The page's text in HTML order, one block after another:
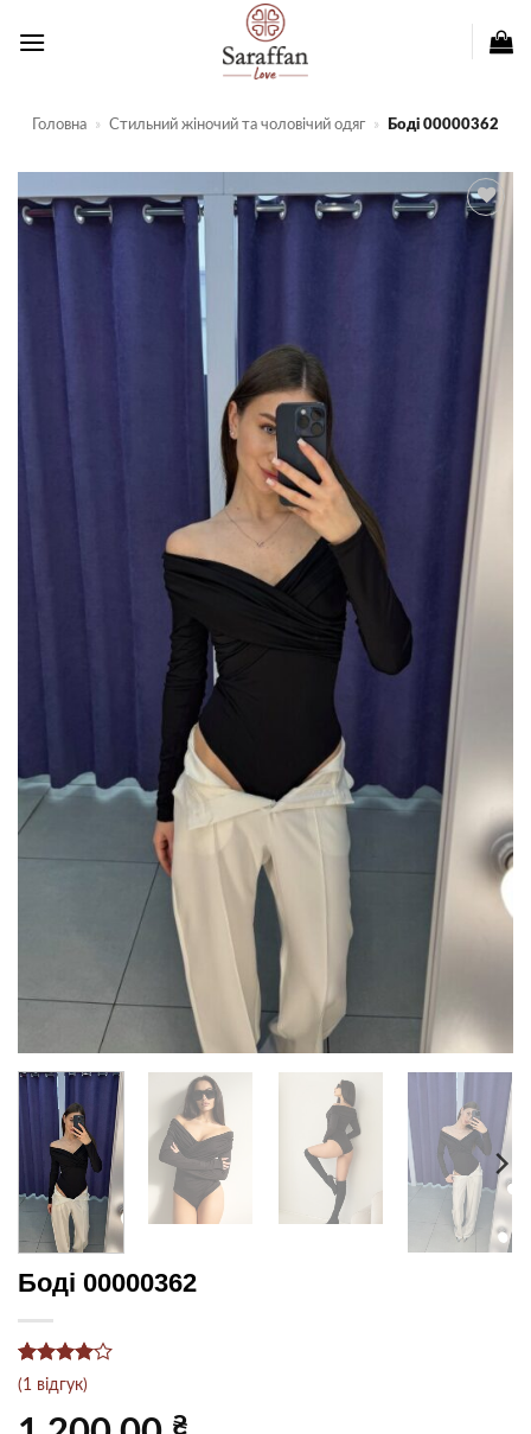
Головна » Стильний жіночий та чоловічий одяг » Боді 00000362
Боді 00000362
Рейтинг
4
з 5 на
основі
1
(1 відгук)
₴